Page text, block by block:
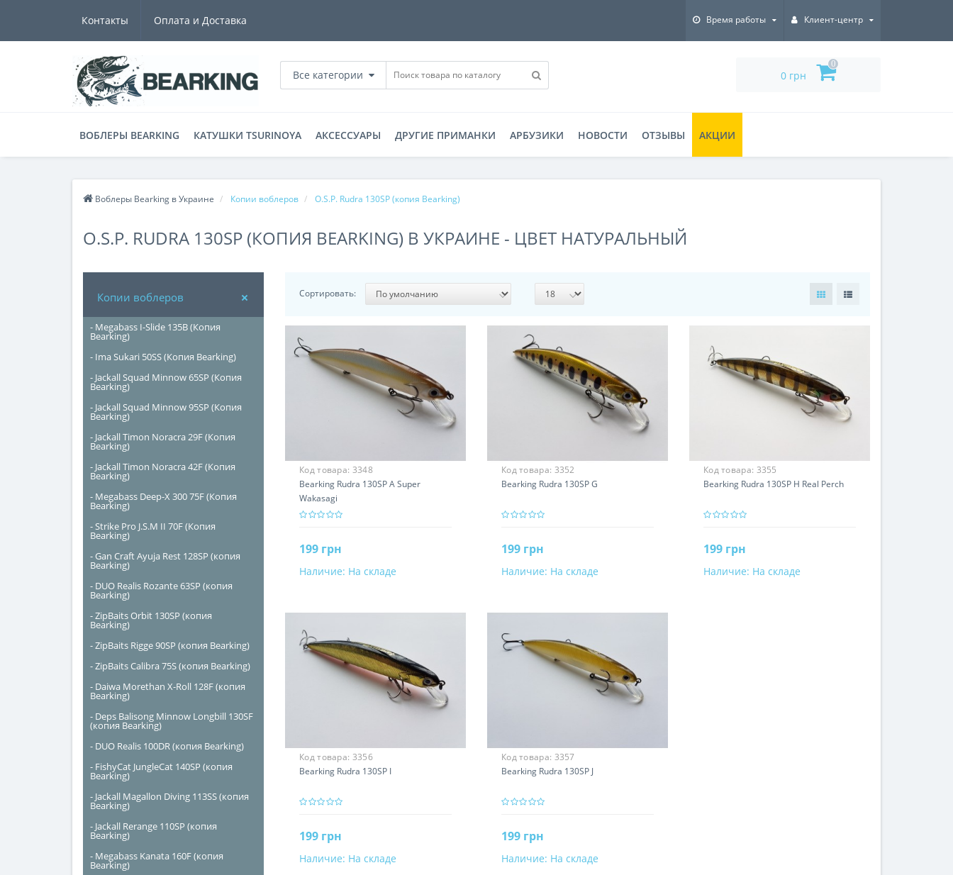
Контакты Оплата и Доставка Время работы Клиент-центр
Все категории 0 грн
0
ВОБЛЕРЫ BEARKING КАТУШКИ TSURINOYA АКСЕССУАРЫ ДРУГИЕ ПРИМАНКИ АРБУЗИКИ НОВОСТИ ОТЗЫВЫ АКЦИИ
Воблеры Bearking в Украине Копии воблеров O.S.P. Rudra 130SP (копия Bearking)
O.S.P. RUDRA 130SP (КОПИЯ BEARKING) В УКРАИНЕ - ЦВЕТ НАТУРАЛЬНЫЙ
Копии воблеров
- Megabass I-Slide 135B (Копия
Bearking)
- Ima Sukari 50SS (Копия Bearking)
- Jackall Squad Minnow 65SP (Копия
Bearking)
- Jackall Squad Minnow 95SP (Копия
Bearking)
- Jackall Timon Noracra 29F (Копия
Bearking)
- Jackall Timon Noracra 42F (Копия
Bearking)
- Megabass Deep-X 300 75F (Копия
Bearking)
- Strike Pro J.S.M II 70F (Копия
Bearking)
- Gan Craft Ayuja Rest 128SP (копия
Bearking)
- DUO Realis Rozante 63SP (копия
Bearking)
- ZipBaits Orbit 130SP (копия
Bearking)
- ZipBaits Rigge 90SP (копия Bearking)
- ZipBaits Calibra 75S (копия Bearking)
- Daiwa Morethan X-Roll 128F (копия
Bearking)
- Deps Balisong Minnow Longbill 130SF
(копия Bearking)
- DUO Realis 100DR (копия Bearking)
- FishyCat JungleCat 140SP (копия
Bearking)
- Jackall Magallon Diving 113SS (копия
Bearking)
- Jackall Rerange 110SP (копия
Bearking)
- Megabass Kanata 160F (копия
Bearking)
Сортировать:
Код товара: 3348
Bearking Rudra 130SP A Super
Wakasagi
199 грн
В корзину
Наличие: На складе
Код товара: 3352
Bearking Rudra 130SP G
199 грн
В корзину
Наличие: На складе
Код товара: 3355
Bearking Rudra 130SP H Real Perch
199 грн
В корзину
Наличие: На складе
Код товара: 3356
Bearking Rudra 130SP I
199 грн
В корзину
Наличие: На складе
Код товара: 3357
Bearking Rudra 130SP J
199 грн
В корзину
Наличие: На складе